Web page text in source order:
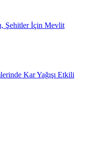
Şehitler İçin Mevlit
Kar Yağışı Etkili